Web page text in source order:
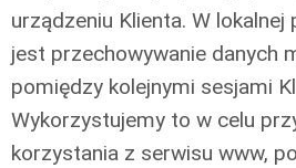
urządzeniu Klienta. W
jest przechowywanie danych
pomiędzy kolejnymi sesjami
Wykorzystujemy to w celu
korzystania z serwisu www,